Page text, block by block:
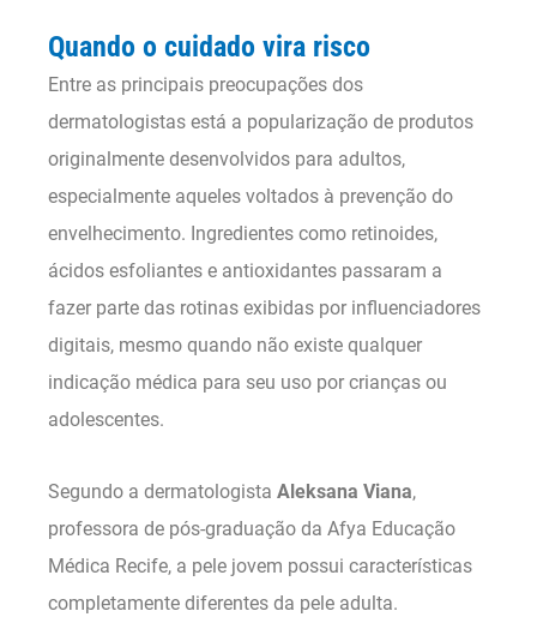
Quando o cuidado vira risco
Entre as principais preocupações dos
dermatologistas está a popularização de produtos
originalmente desenvolvidos para adultos,
especialmente aqueles voltados à prevenção do
envelhecimento. Ingredientes como retinoides,
ácidos esfoliantes e antioxidantes passaram a
fazer parte das rotinas exibidas por influenciadores
digitais, mesmo quando não existe qualquer
indicação médica para seu uso por crianças ou
adolescentes.
Segundo a dermatologista Aleksana Viana,
professora de pós-graduação da Afya Educação
Médica Recife, a pele jovem possui características
completamente diferentes da pele adulta.